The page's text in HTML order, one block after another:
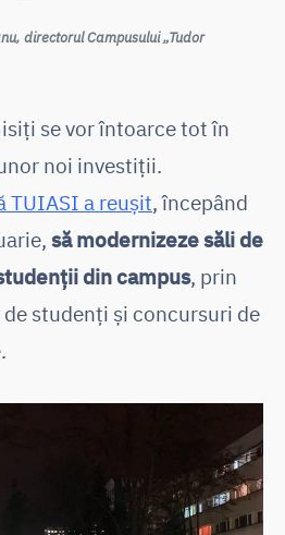
directorul Campusului „Tudor
se vor întoarce tot în
noi investiții.
TUIASI a reușit, începând
să modernizeze săli de
din campus, prin
studenți și concursuri de